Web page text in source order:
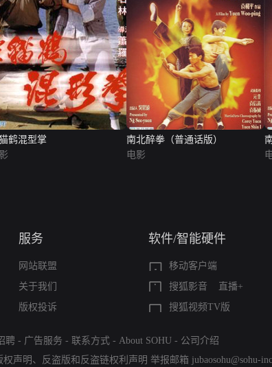
鹤混型掌
南北醉拳（普通话版）
电影
服务
网站联盟
关于我们
版权投诉
软件/智能硬件
移动客户端
搜狐影音
直播+
搜狐视频TV版
聘 - 广告服务 - 联系方式 - About SOHU - 公司介绍
权声明 、 反盗版和反盗链权利声明 举报邮箱 jubaosohu@sohu-